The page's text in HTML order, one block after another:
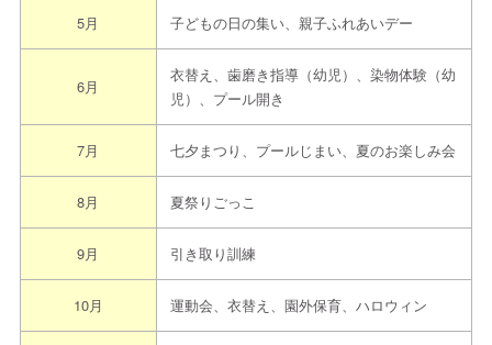
5月 子どもの日の集い、親子ふれあいデー
6月
衣替え、歯磨き指導（幼児）、染物体験（幼
児）、プール開き
7月 七夕まつり、プールじまい、夏のお楽しみ会
8月 夏祭りごっこ
9月 引き取り訓練
10月 運動会、衣替え、園外保育、ハロウィン